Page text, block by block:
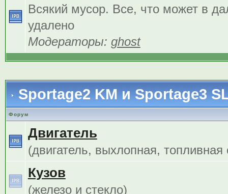
Всякий мусор. Все, что может в
удалено
Модераторы: ghost
Sportage2 KM и Sportage3
Форум
Двигатель
(двигатель, выхлопная, топливная
Кузов
(железо и стекло)